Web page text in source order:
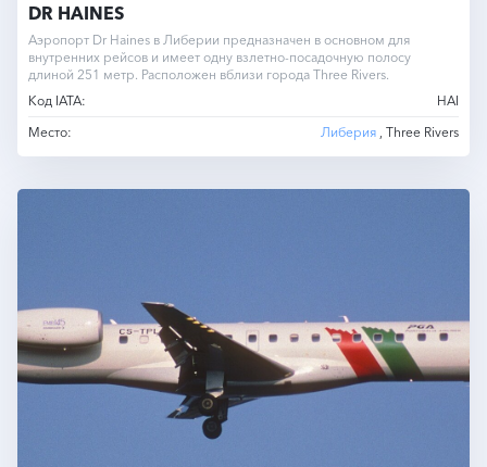
DR HAINES
Аэропорт Dr Haines в Либерии предназначен в основном для
внутренних рейсов и имеет одну взлетно-посадочную полосу
длиной 251 метр. Расположен вблизи города Three Rivers.
Код IATA:
HAI
Место:
Либерия , Three Rivers